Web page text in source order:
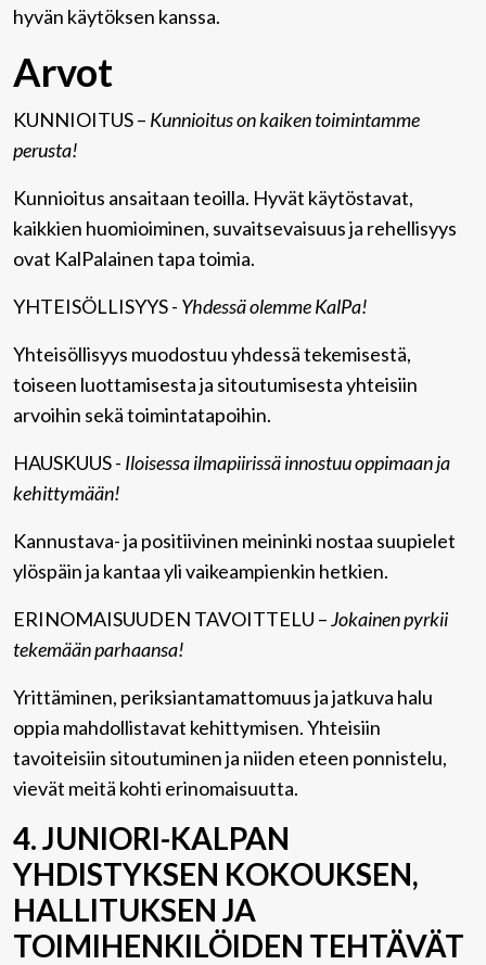
hyvän käytöksen kanssa.
Arvot
KUNNIOITUS – Kunnioitus on kaiken toimintamme
perusta!
Kunnioitus ansaitaan teoilla. Hyvät käytöstavat,
kaikkien huomioiminen, suvaitsevaisuus ja rehellisyys
ovat KalPalainen tapa toimia.
YHTEISÖLLISYYS - Yhdessä olemme KalPa!
Yhteisöllisyys muodostuu yhdessä tekemisestä,
toiseen luottamisesta ja sitoutumisesta yhteisiin
arvoihin sekä toimintatapoihin.
HAUSKUUS - Iloisessa ilmapiirissä innostuu oppimaan ja
kehittymään!
Kannustava- ja positiivinen meininki nostaa suupielet
ylöspäin ja kantaa yli vaikeampienkin hetkien.
ERINOMAISUUDEN TAVOITTELU –Jokainen pyrkii
tekemään parhaansa!
Yrittäminen, periksiantamattomuus ja jatkuva halu
oppia mahdollistavat kehittymisen. Yhteisiin
tavoiteisiin sitoutuminen ja niiden eteen ponnistelu,
vievät meitä kohti erinomaisuutta.
4.JUNIORI-KALPAN
YHDISTYKSEN KOKOUKSEN,
HALLITUKSEN JA
TOIMIHENKILÖIDEN TEHTÄVÄT